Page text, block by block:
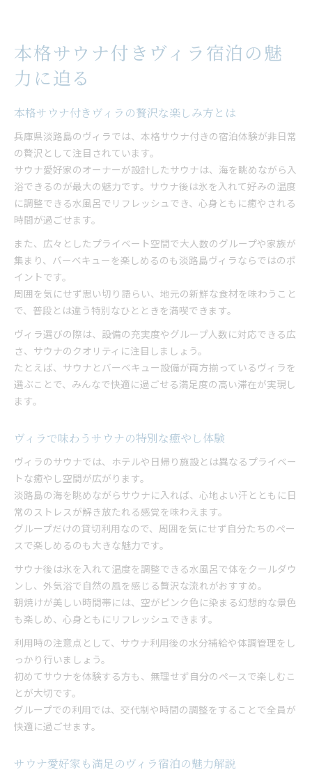
本格サウナ付きヴィラ宿泊の魅
力に迫る
本格サウナ付きヴィラの贅沢な楽しみ方とは
兵庫県淡路島のヴィラでは、本格サウナ付きの宿泊体験が非日常
の贅沢として注目されています。
サウナ愛好家のオーナーが設計したサウナは、海を眺めながら入
浴できるのが最大の魅力です。サウナ後は氷を入れて好みの温度
に調整できる水風呂でリフレッシュでき、心身ともに癒やされる
時間が過ごせます。
また、広々としたプライベート空間で大人数のグループや家族が
集まり、バーベキューを楽しめるのも淡路島ヴィラならではのポ
イントです。
周囲を気にせず思い切り語らい、地元の新鮮な食材を味わうこと
で、普段とは違う特別なひとときを満喫できます。
ヴィラ選びの際は、設備の充実度やグループ人数に対応できる広
さ、サウナのクオリティに注目しましょう。
たとえば、サウナとバーベキュー設備が両方揃っているヴィラを
選ぶことで、みんなで快適に過ごせる満足度の高い滞在が実現し
ます。
ヴィラで味わうサウナの特別な癒やし体験
ヴィラのサウナでは、ホテルや日帰り施設とは異なるプライベー
トな癒やし空間が広がります。
淡路島の海を眺めながらサウナに入れば、心地よい汗とともに日
常のストレスが解き放たれる感覚を味わえます。
グループだけの貸切利用なので、周囲を気にせず自分たちのペー
スで楽しめるのも大きな魅力です。
サウナ後は氷を入れて温度を調整できる水風呂で体をクールダウ
ンし、外気浴で自然の風を感じる贅沢な流れがおすすめ。
朝焼けが美しい時間帯には、空がピンク色に染まる幻想的な景色
も楽しめ、心身ともにリフレッシュできます。
利用時の注意点として、サウナ利用後の水分補給や体調管理をし
っかり行いましょう。
初めてサウナを体験する方も、無理せず自分のペースで楽しむこ
とが大切です。
グループでの利用では、交代制や時間の調整をすることで全員が
快適に過ごせます。
サウナ愛好家も満足のヴィラ宿泊の魅力解説